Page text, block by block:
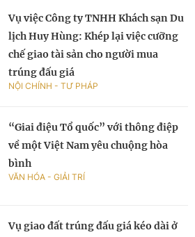
Vụ việc Công ty TNHH Khách sạn Du
lịch Huy Hùng: Khép lại việc cưỡng
chế giao tài sản cho người mua
trúng đấu giá
NỘI CHÍNH - TƯ PHÁP
“Giai điệu Tổ quốc” với thông điệp
về một Việt Nam yêu chuộng hòa
bình
VĂN HÓA - GIẢI TRÍ
Vụ giao đất trúng đấu giá kéo dài ở